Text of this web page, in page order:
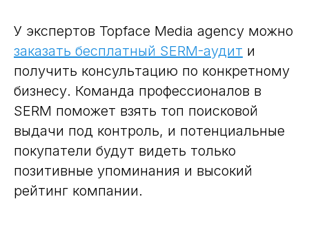
У экспертов Topface Media agency можно
заказать бесплатный SERM-аудит и
получить консультацию по конкретному
бизнесу. Команда профессионалов в
SERM поможет взять топ поисковой
выдачи под контроль, и потенциальные
покупатели будут видеть только
позитивные упоминания и высокий
рейтинг компании.